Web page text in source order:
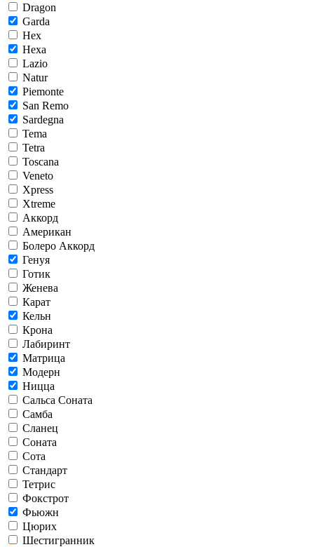
Dragon
Garda
Hex
Hexa
Lazio
Natur
Piemonte
San Remo
Sardegna
Tema
Tetra
Toscana
Veneto
Xpress
Xtreme
Аккорд
Американ
Болеро Аккорд
Генуя
Готик
Женева
Карат
Кельн
Крона
Лабиринт
Матрица
Модерн
Ницца
Сальса Соната
Самба
Сланец
Соната
Сота
Стандарт
Тетрис
Фокстрот
Фьюжн
Цюрих
Шестигранник